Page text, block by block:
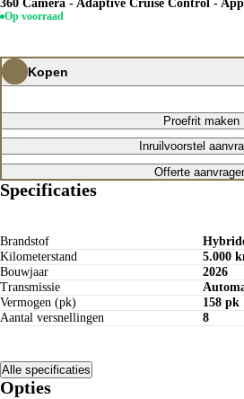
360 Camera - Adaptive Cruise Control -
Op voorraad
Kopen
Proefrit maken
Inruilvoorstel
Offerte
Specificaties
Brandstof
Kilometerstand
5.000
Bouwjaar
2026
Transmissie
Vermogen (pk)
158 pk
Aantal versnellingen
8
Alle specificaties
Opties